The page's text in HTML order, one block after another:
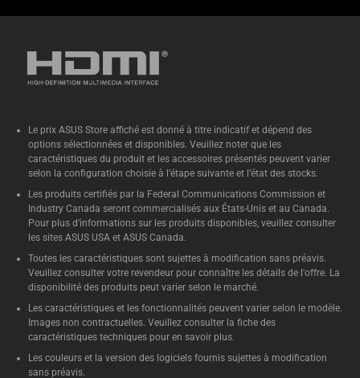
durée.
équipé d’une mémoire unifiée
pouvant atteindre 128 Go.
puissance remarquable dans un
boîtier compact de 150 x 150 x
51 mm qui s'intègre partout,
permettant de traiter sans effort
des tâches d'IA exigeantes et des
rendus 3D complexes à partir
d'un appareil qui tient dans la
paume de votre main.
Le prix ASUS Store affiché est donné à titre indicatif et dépend des
options sélectionnées et disponibles. Veuillez noter que les
caractéristiques du produit et les accessoires présentés peuvent varier
selon la configuration choisie à l’étape suivante et l’état des stocks.
Les produits certifiés par la Federal Communications Commission et
Industry Canada seront commercialisés aux États-Unis et au Canada.
Pour plus d'informations sur les produits disponibles, veuillez consulter
les sites ASUS USA et ASUS Canada.
Toutes les caractéristiques sont sujettes à modification sans préavis.
Veuillez consulter votre revendeur pour connaître les détails de l'offre. La
disponibilité des produits peut varier selon le marché.
Les caractéristiques et les fonctionnalités peuvent varier selon le modèle.
Images non contractuelles. Veuillez consulter la fiche des
caractéristiques techniques pour en savoir plus.
Les couleurs et la version des logiciels fournis sujettes à modification
sans préavis.